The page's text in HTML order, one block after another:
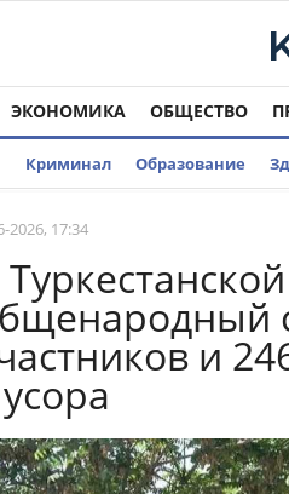
ЭКОНОМИКА ОБЩЕСТВО
Криминал Образование
2026, 17:34
и